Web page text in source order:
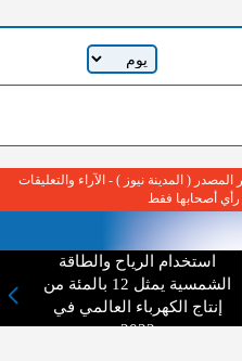
استخدام الرياح والطاقة
الشمسية يمثل 12 بالمئة من
إنتاج الكهرباء العالمي في
2022
( المدينة نيوز ) - الآراء والتعليقات
رأي أصحابها فقط